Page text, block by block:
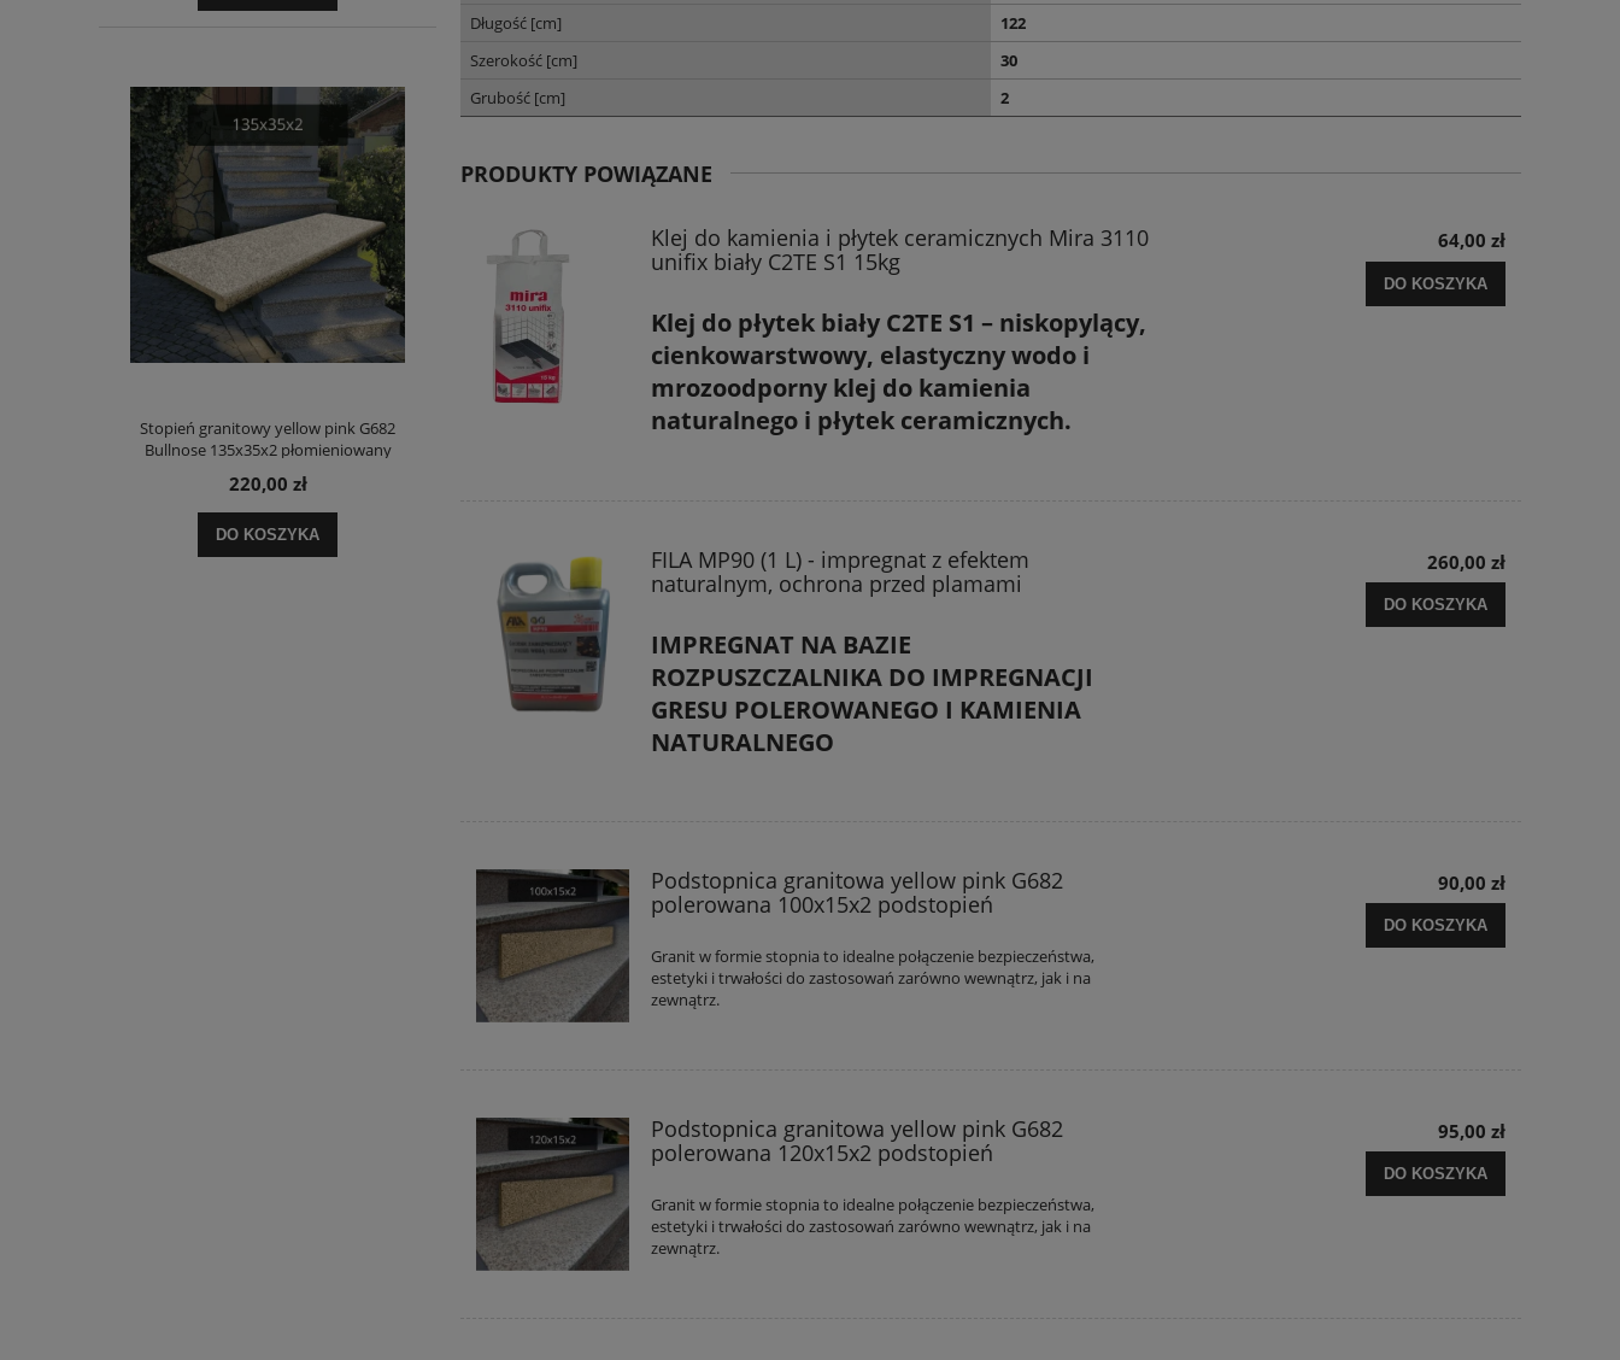
Stopień granitowy yellow pink G682
Bullnose 135x35x2 płomieniowany
220,00 zł
DO KOSZYKA
Długość [cm]
122
Szerokość [cm]
30
Grubość [cm]
2
PRODUKTY POWIĄZANE
Klej do kamienia i płytek ceramicznych Mira 3110
unifix biały C2TE S1 15kg
Klej do płytek biały C2TE S1 – niskopylący,
cienkowarstwowy, elastyczny wodo i
mrozoodporny klej do kamienia
naturalnego i płytek ceramicznych.
64,00 zł
DO KOSZYKA
FILA MP90 (1 L) - impregnat z efektem
naturalnym, ochrona przed plamami
IMPREGNAT NA BAZIE
ROZPUSZCZALNIKA DO IMPREGNACJI
GRESU POLEROWANEGO I KAMIENIA
NATURALNEGO
260,00 zł
DO KOSZYKA
Podstopnica granitowa yellow pink G682
polerowana 100x15x2 podstopień
Granit w formie stopnia to idealne połączenie bezpieczeństwa,
estetyki i trwałości do zastosowań zarówno wewnątrz, jak i na
zewnątrz.
90,00 zł
DO KOSZYKA
Podstopnica granitowa yellow pink G682
polerowana 120x15x2 podstopień
Granit w formie stopnia to idealne połączenie bezpieczeństwa,
estetyki i trwałości do zastosowań zarówno wewnątrz, jak i na
zewnątrz.
95,00 zł
DO KOSZYKA